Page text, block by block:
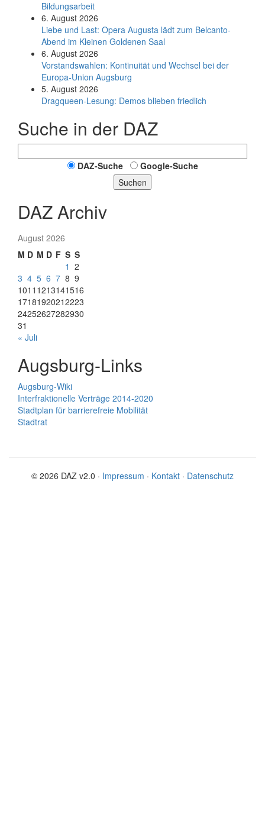
Bildungsarbeit
6. August 2026
Liebe und Last: Opera Augusta lädt zum Belcanto-
Abend im Kleinen Goldenen Saal
6. August 2026
Vorstandswahlen: Kontinuität und Wechsel bei der
Europa-Union Augsburg
5. August 2026
Dragqueen-Lesung: Demos blieben friedlich
Suche in der DAZ
DAZ-Suche
Google-Suche
Suchen
DAZ Archiv
August 2026
M D M D F S S
1 2
3 4 5 6 7 8 9
1011 1213141516
17181920212223
24252627282930
31
« Juli
Augsburg-Links
Augsburg-Wiki
Interfraktionelle Verträge 2014-2020
Stadtplan für barrierefreie Mobilität
Stadtrat
© 2026 DAZ v2.0 · Impressum · Kontakt · Datenschutz